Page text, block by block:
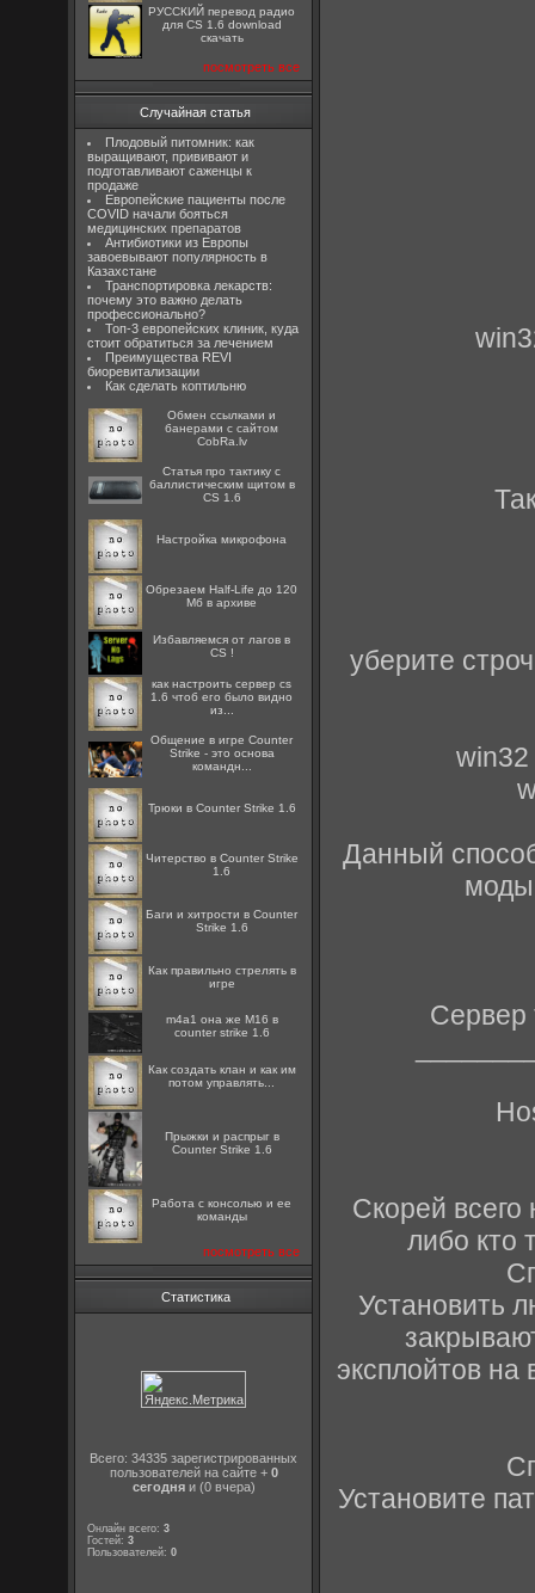
РУССКИЙ перевод радио
для CS 1.6 download
скачать
посмотреть все
Случайная статья
Плодовый питомник: как
выращивают, прививают и
подготавливают саженцы к
продаже
Европейские пациенты после
COVID начали бояться
медицинских препаратов
Антибиотики из Европы
завоевывают популярность в
Казахстане
Транспортировка лекарств:
почему это важно делать
профессионально?
Топ-3 европейских клиник, куда
стоит обратиться за лечением
Преимущества REVI
биоревитализации
Как сделать коптильню
Oбмен ссылками и
банерами с сайтом
CobRa.lv
Статья про тактику с
баллистическим щитом в
CS 1.6
Настройка микрофона
Обрезаем Half-Life до 120
Мб в архиве
Избавляемся от лагов в
CS !
как настроить сервер cs
1.6 чтоб его было видно
из...
Общение в игре Counter
Strike - это основа
командн...
Трюки в Counter Strike 1.6
Читерство в Counter Strike
1.6
Баги и хитрости в Counter
Strike 1.6
Как правильно стрелять в
игре
m4a1 она же M16 в
counter strike 1.6
Как создать клан и как им
потом управлять...
Прыжки и распрыг в
Counter Strike 1.6
Работа с консолью и ее
команды
посмотреть все
Статистика
Всего: 34335 зарегистрированных
пользователей на сайте + 0
сегодняи (0 вчера)
Онлайн всего:3
Гостей:3
Пользователей:0
уберите
Данный
моды
Сервер
Скорей
либо кто
Установить
эксплойтов
Установите